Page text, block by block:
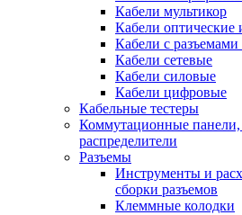
Кабели мультикор
Кабели оптические
Кабели с разъемами
Кабели сетевые
Кабели силовые
Кабели цифровые
Кабельные тестеры
Коммутационные панели,
распределители
Разъемы
Инструменты и
сборки разъемов
Клеммные колодки